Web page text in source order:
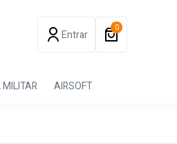
Entrar 0
AIRSOFT